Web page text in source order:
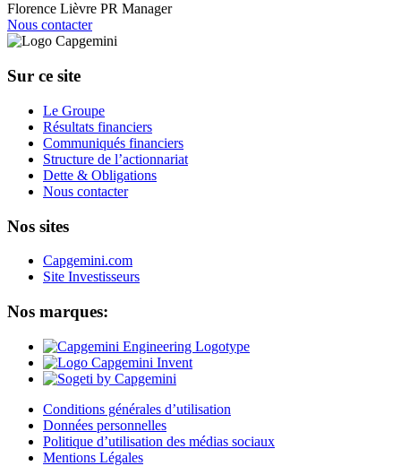
Florence Lièvre PR Manager
Nous contacter
Sur ce site
Le Groupe
Résultats financiers
Communiqués financiers
Structure de l’actionnariat
Dette & Obligations
Nous contacter
Nos sites
Capgemini.com
Site Investisseurs
Nos marques:
Conditions générales d’utilisation
Données personnelles
Politique d’utilisation des médias sociaux
Mentions Légales